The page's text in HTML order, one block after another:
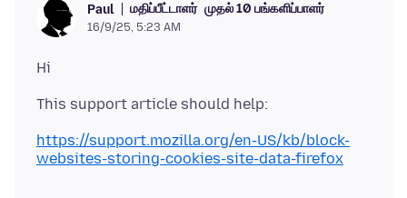
Paul மதிப்பீட்டாளர் முதல் 10 பங்களிப்பாளர்
16/9/25, 5:23 AM
https://support.mozilla.org/en-US/kb/block-
websites-storing-cookies-site-data-firefox